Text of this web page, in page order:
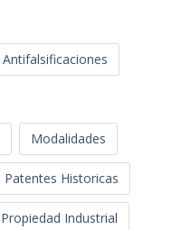
Antifalsificaciones
Modalidades
Patentes Historicas
Propiedad Industrial